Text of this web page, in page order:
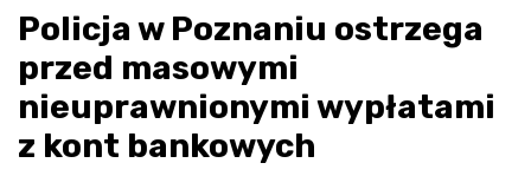
Policja w Poznaniu ostrzega
przed masowymi
nieuprawnionymi wypłatami
z kont bankowych